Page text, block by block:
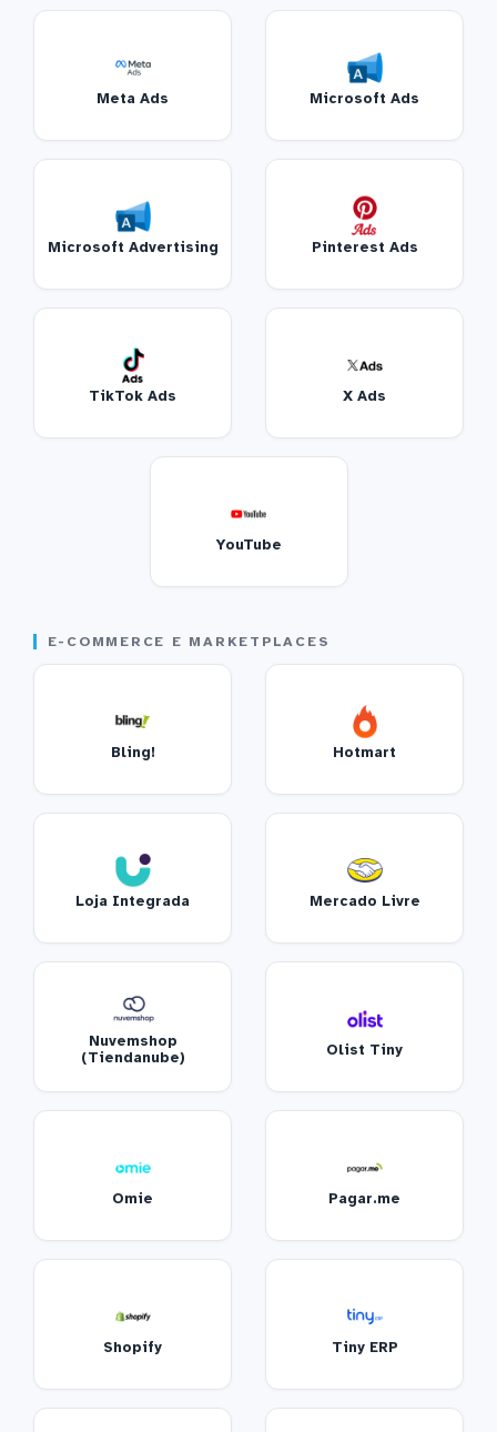
Meta Ads Microsoft Ads
Microsoft Advertising Pinterest Ads
TikTok Ads X Ads
YouTube
E-COMMERCE E MARKETPLACES
Bling! Hotmart
Loja Integrada Mercado Livre
Nuvemshop
(Tiendanube)
Olist Tiny
Omie Pagar.me
Shopify Tiny ERP